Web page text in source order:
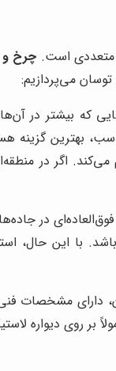
متعددی است. چرخ
می‌پردازیم:
که بیشتر در آن‌ها
بهترین گزینه
اگر در
در
با این
دارای مشخصات
بر روی دیواره